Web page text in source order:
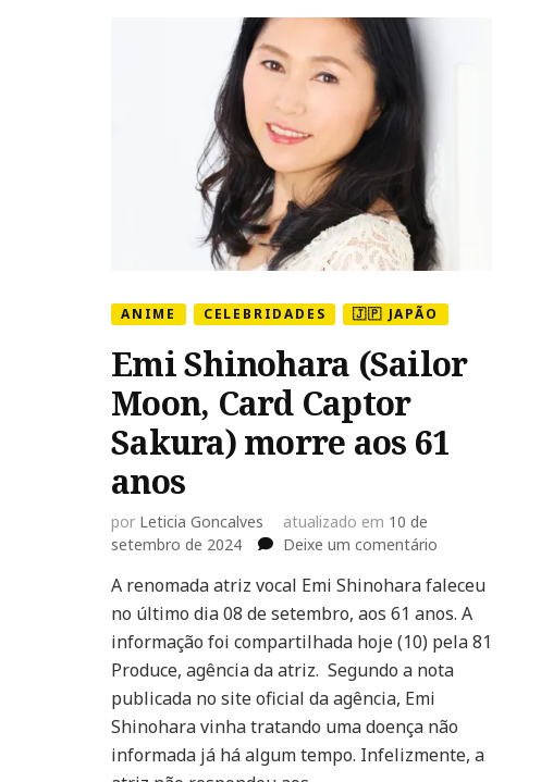
ANIME CELEBRIDADES 🇯🇵 JAPÃO
Emi Shinohara (Sailor
Moon, Card Captor
Sakura) morre aos 61
anos
por Leticia Goncalves atualizado em 10 de
setembro de 2024
Deixe um comentário
Shinohara
(Sailor
Moon,
Captor
morre
aos
A renomada atriz vocal Emi Shinohara faleceu
no último dia 08 de setembro, aos 61 anos. A
informação foi compartilhada hoje (10) pela 81
Produce, agência da atriz. Segundo a nota
publicada no site oficial da agência, Emi
Shinohara vinha tratando uma doença não
informada já há algum tempo. Infelizmente, a